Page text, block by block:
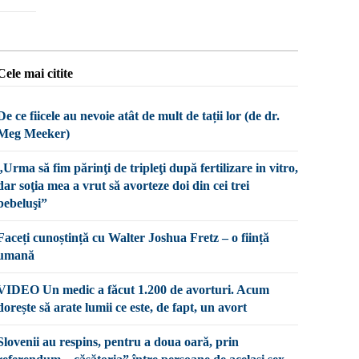
mai citite
ce fiicele au nevoie atât de mult de tații lor (de dr.
Meeker)
să fim părinţi de tripleţi după fertilizare in vitro,
soţia mea a vrut să avorteze doi din cei trei
cunoștință cu Walter Joshua Fretz – o ființă
Un medic a făcut 1.200 de avorturi. Acum
să arate lumii ce este, de fapt, un avort
au respins, pentru a doua oară, prin